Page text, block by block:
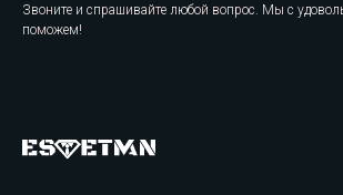
Звоните и спрашивайте любой вопрос. Мы с
поможем!